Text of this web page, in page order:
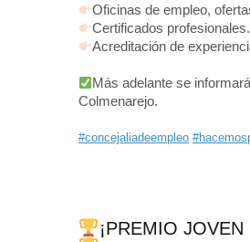
Oficinas de empleo,
Certificados profesionales.
Acreditación de
Más adelante se
Colmenarejo.
#concejaliadeempleo
¡PREMIO